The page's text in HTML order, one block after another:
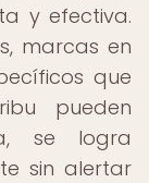
y efectiva.
marcas en
que
pueden
se logra
sin alertar